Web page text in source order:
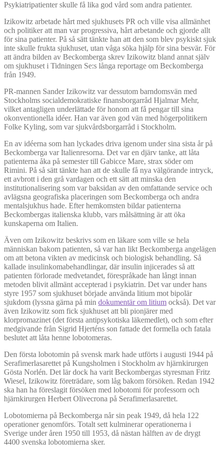
Psykiatripatienter skulle få lika god vård som andra patienter.
Izikowitz arbetade hårt med sjukhusets PR och ville visa allmänhet
och politiker att man var progressiva, hårt arbetande och gjorde allt
för sina patienter. På så sätt tänkte han att den som blev psykiskt sjuk
inte skulle frukta sjukhuset, utan våga söka hjälp för sina besvär. För
att ändra bilden av Beckomberga skrev Izikowitz bland annat själv
om sjukhuset i Tidningen Se:s långa reportage om Beckomberga
från 1949.
PR-mannen Sander Izikowitz var dessutom barndomsvän med
Stockholms socialdemokratiske finansborgarråd Hjalmar Mehr,
vilket antagligen underlättade för honom att få pengar till sina
okonventionella idéer. Han var även god vän med högerpolitikern
Folke Kyling, som var sjukvårdsborgarråd i Stockholm.
En av idéerna som han lyckades driva igenom under sina sista år på
Beckomberga var Italienresorna. Det var en djärv tanke, att låta
patienterna åka på semester till Gabicce Mare, strax söder om
Rimini. På så sätt tänkte han att de skulle få nya välgörande intryck,
ett avbrott i den grå vardagen och ett sätt att minska den
institutionalisering som var baksidan av den omfattande service och
avlägsna geografiska placeringen som Beckomberga och andra
mentalsjukhus hade. Efter hemkomsten bildar patienterna
Beckombergas italienska klubb, vars målsättning är att öka
kunskaperna om Italien.
Även om Izikowitz beskrivs som en läkare som ville se hela
människan bakom patienten, så var han likt Beckomberga angelägen
om att betona vikten av medicinsk och biologisk behandling. Så
kallade insulinkomabehandlingar, där insulin injicerades så att
patienten förlorade medvetandet, förespråkade han långt innan
metoden blivit allmänt accepterad i psykiatrin. Det var under hans
styre 1957 som sjukhuset började använda litium mot bipolär
sjukdom (lyssna gärna på min dokumentär om litium också). Det var
även Izikowitz som fick sjukhuset att bli pionjärer med
klorpromazinet (det första antipsykotiska läkemedlet), och som efter
medgivande från Sigrid Hjerténs son fattade det formella och fatala
beslutet att låta henne lobotomeras.
Den första lobotomin på svensk mark hade utförts i augusti 1944 på
Serafimerlasarettet på Kungsholmen i Stockholm av hjärnkirurgen
Gösta Norlén. Det lär dock ha varit Beckombergas styresman Fritz
Wiesel, Izikowitz företrädare, som låg bakom försöken. Redan 1942
ska han ha föreslagit försöken med lobotomi för professorn och
hjärnkirurgen Herbert Olivecrona på Serafimerlasarettet.
Lobotomierna på Beckomberga når sin peak 1949, då hela 122
operationer genomförs. Totalt sett kulminerar operationerna i
Sverige under åren 1950 till 1953, då nästan hälften av de drygt
4400 svenska lobotomierna sker.